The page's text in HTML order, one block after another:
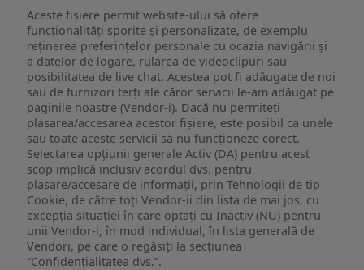
Aceste fișiere permit website-ului să ofere
funcționalități sporite și personalizate, de exemplu
reţinerea preferinţelor personale cu ocazia navigării și
a datelor de logare, rularea de videoclipuri sau
posibilitatea de live chat. Acestea pot fi adăugate de noi
sau de furnizori terți ale căror servicii le-am adăugat pe
paginile noastre (Vendor-i). Dacă nu permiteți
plasarea/accesarea acestor fișiere, este posibil ca unele
sau toate aceste servicii să nu funcționeze corect.
Selectarea opțiunii generale Activ (DA) pentru acest
scop implică inclusiv acordul dvs. pentru
plasare/accesare de informații, prin Tehnologii de tip
Cookie, de către toți Vendor-ii din lista de mai jos, cu
excepția situației în care optați cu Inactiv (NU) pentru
unii Vendor-i, în mod individual, în lista generală de
Vendori, pe care o regăsiți la secțiunea
“Confidențialitatea dvs.”.